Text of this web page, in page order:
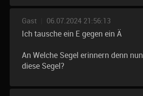
Gast 06.07.2024 21:56:13
Ich tausche ein E gegen ein Ä
An Welche Segel erinnern denn nun
diese Segel?